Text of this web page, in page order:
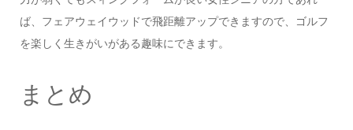
ば、フェアウェイウッドで飛距離アップできますので、ゴルフ
を楽しく生きがいがある趣味にできます。
まとめ